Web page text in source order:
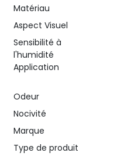
Matériau
Aspect Visuel
Sensibilité à
l'humidité
Application
Odeur
Nocivité
Marque
Type de produit